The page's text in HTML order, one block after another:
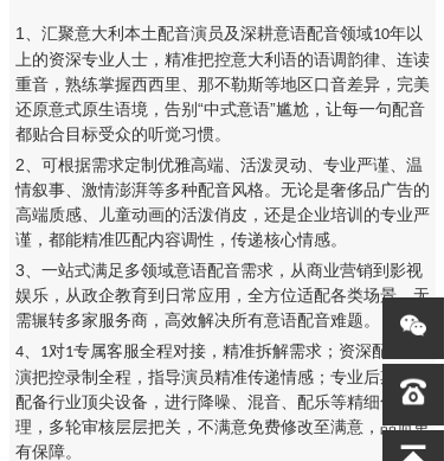
1、汇聚意大利本土配音演员及深耕意语配音领域10年以
上的资深专业人士，精准把控意大利语的语调韵律、连读
重音，熟练掌握西西里、那不勒斯等地区口音差异，完美
还原意式原生语境，告别“中式意语”尴尬，让每一句配音
都贴合目标受众的听觉习惯。
2、可根据需求定制优雅高端、活泼灵动、专业严谨、温
情叙事、激情澎湃等多种配音风格。无论是奢侈品广告的
高端质感、儿童动画的活泼俏皮，还是企业培训的专业严
谨，都能精准匹配内容调性，传递核心情感。
3、一站式满足多领域意语配音需求，从商业营销到影视
娱乐，从政企教育到日常应用，全方位适配各类场景，无
需辗转多家服务商，高效解决所有意语配音难题。
4、1对1专属客服全程对接，精准拆解需求；资深配音导
演把控录制全程，指导演员精准传递情感；专业后期团队
配备行业顶尖设备，进行降噪、混音、配乐等精细化处
理，多轮审核层层把关，不满意免费修改至满意，品质更
有保障。